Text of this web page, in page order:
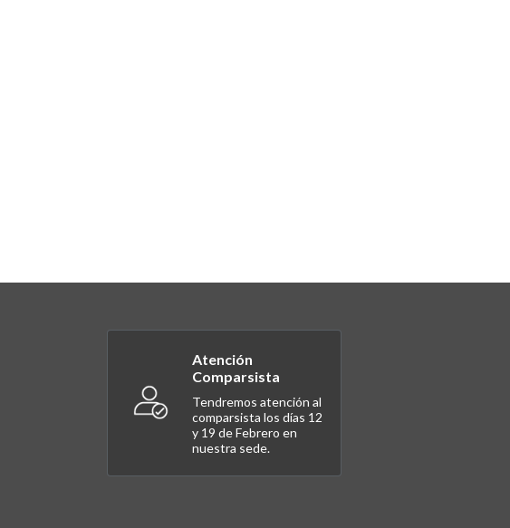
Atención
Comparsista
Tendremos atención al
comparsista los días 12
y 19 de Febrero en
nuestra sede.